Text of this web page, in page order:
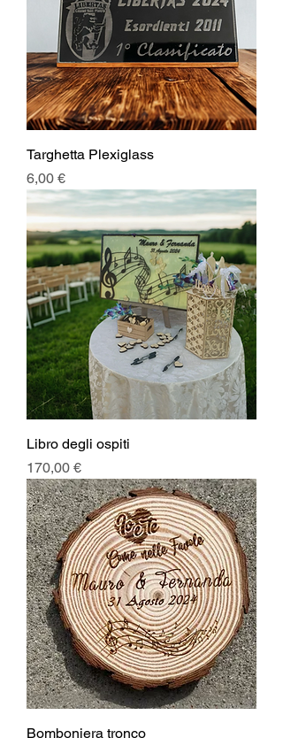
Targhetta Plexiglass
Prezzo
6,00 €
Libro degli ospiti
Prezzo
170,00 €
Bomboniera tronco